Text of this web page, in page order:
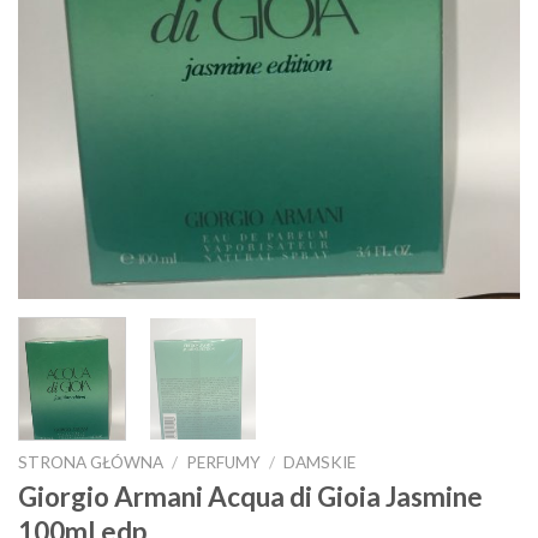
STRONA GŁÓWNA / PERFUMY / DAMSKIE
Giorgio Armani Acqua di Gioia Jasmine